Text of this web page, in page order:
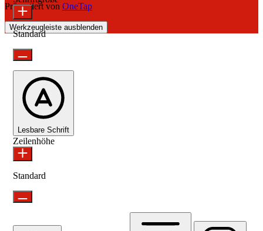
Präsentiert von OneTap
Werkzeugleiste ausblenden
Standard
Lesbare Schrift
Zeilenhöhe
Standard